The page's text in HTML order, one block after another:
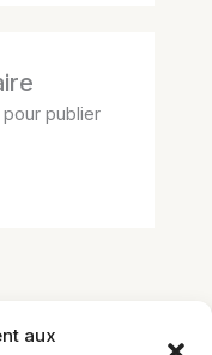
aux
pour publier